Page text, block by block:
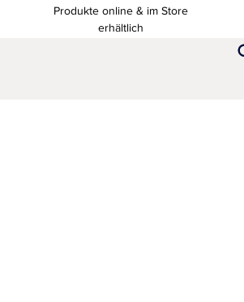
Produkte online & im Store
erhältlich